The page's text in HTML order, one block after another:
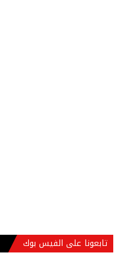
تابعونا على الفيس بوك